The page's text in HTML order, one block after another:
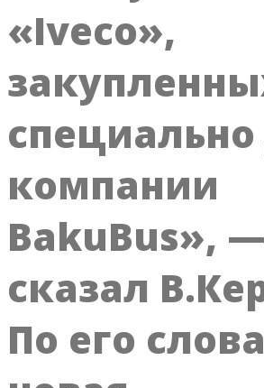
«Iveco»,
компании
BakuBus», —
сказал
По его